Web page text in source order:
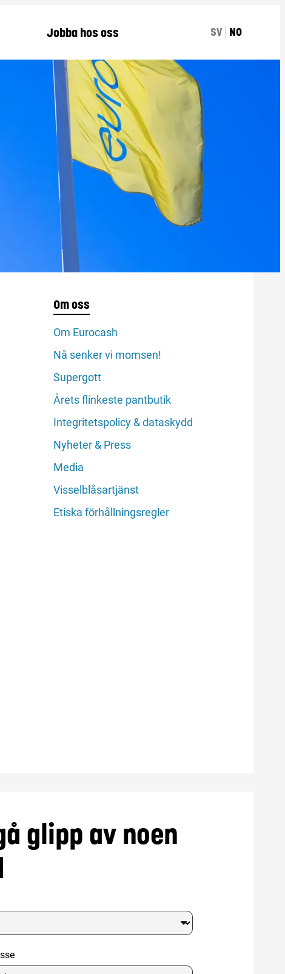
Jobba hos oss BYT TILL SVENSKA
SV NO
Om oss
Om Eurocash
Nå senker vi momsen!
Supergott
Årets flinkeste pantbutik
Integritetspolicy & dataskydd
Nyheter & Press
Media
Visselblåsartjänst
Etiska förhållningsregler
glipp av noen